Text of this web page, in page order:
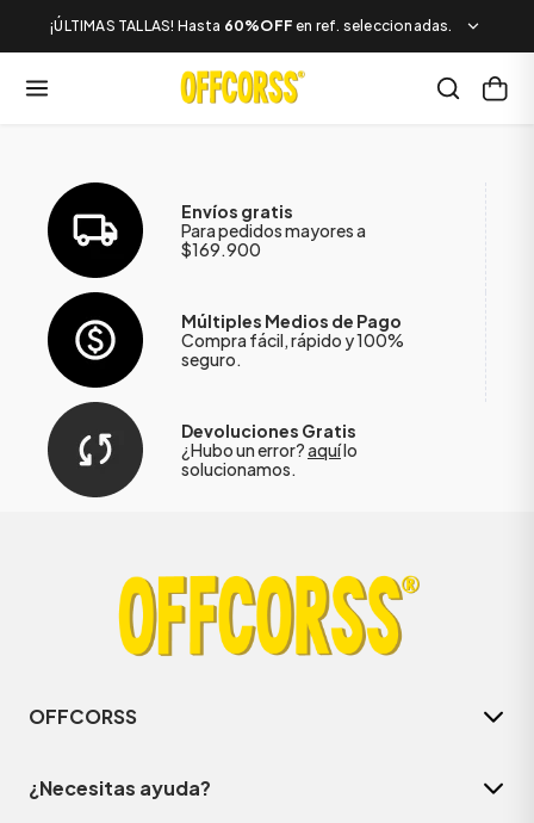
¡ÚLTIMAS TALLAS! Hasta 60%OFF en ref. seleccionadas.
Envíos gratis
Para pedidos mayores a
$169.900
Múltiples Medios de Pago
Compra fácil, rápido y 100%
seguro.
Devoluciones Gratis
¿Hubo un error?aquílo
solucionamos.
OFFCORSS
¿Necesitas ayuda?